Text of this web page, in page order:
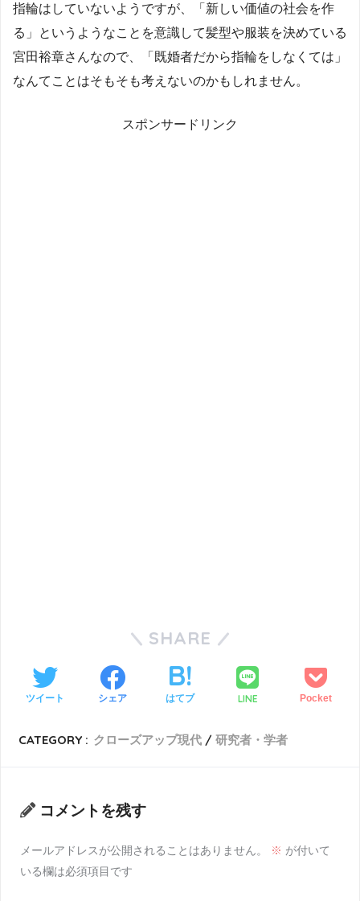
指輪はしていないようですが、「新しい価値の社会を作
る」というようなことを意識して髪型や服装を決めている
宮田裕章さんなので、「既婚者だから指輪をしなくては」
なんてことはそもそも考えないのかもしれません。
スポンサードリンク
SHARE
ツイート シェア はてブ LINE Pocket
CATEGORY : クローズアップ現代 研究者・学者
コメントを残す
メールアドレスが公開されることはありません。 ※ が付いて
いる欄は必須項目です